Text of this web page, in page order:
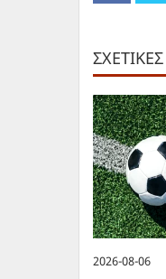
2026-08-06